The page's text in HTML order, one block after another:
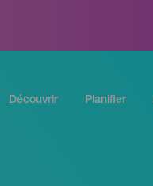
Découvrir Planifier